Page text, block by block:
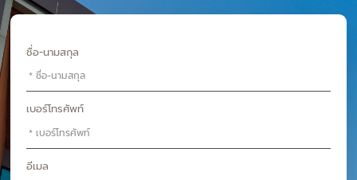
ชื่อ-นามสกุล
เบอร์โทรศัพท์
อีเมล